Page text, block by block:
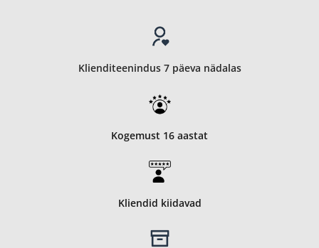
Klienditeenindus 7 päeva nädalas
Kogemust 16 aastat
Kliendid kiidavad